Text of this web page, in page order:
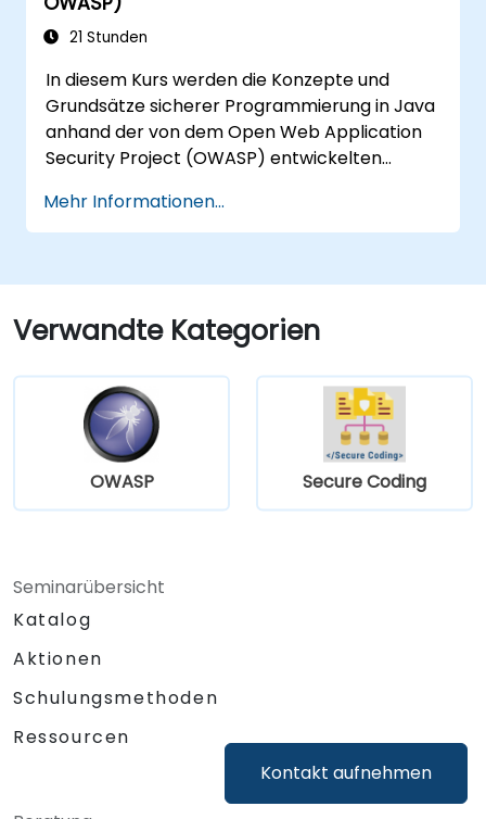
Kontakt aufnehmen
Basiskriterien für ihre Entwickler
festzulegen
Webmastern dabei helfen,
Serverkonfigurationen so vorzunehmen,
dass Fehlkonfigurationen vermieden
werden
21 Stunden
In diesem Kurs werden die Konzepte und
Grundsätze sicherer Programmierung in Java
anhand der von dem Open Web Application
Security Project (OWASP) entwickelten
Application Security Project ist eine Online-
Community, die kostenfreie Artikel, Verfahren,
Technologien im Bereich der Sicherheit von
Webanwendungen bereitstellt.
Mehr Informationen...
Verwandte Kategorien
OWASP Secure Coding
Seminarübersicht
Katalog
Aktionen
Schulungsmethoden
Ressourcen